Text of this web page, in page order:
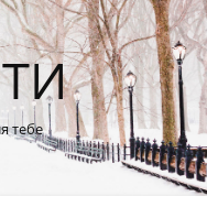
тебе